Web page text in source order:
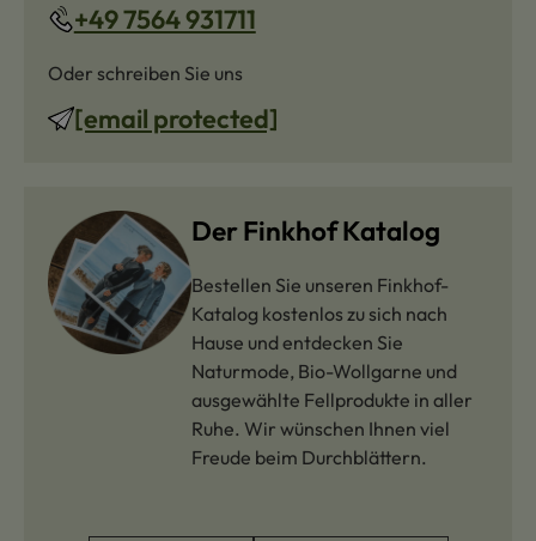
+49 7564 931711
Oder schreiben Sie uns
[email protected]
Der Finkhof Katalog
Bestellen Sie unseren Finkhof-
Katalog kostenlos zu sich nach
Hause und entdecken Sie
Naturmode, Bio-Wollgarne und
ausgewählte Fellprodukte in aller
Ruhe. Wir wünschen Ihnen viel
Freude beim Durchblättern.